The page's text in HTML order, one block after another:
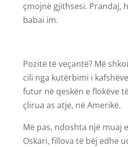
çmojnë gjithsesi. Prandaj,
babai im.
Pozitë të veçantë? Më
cili nga kutërbimi i
futur në qeskën e flokëve
çlirua as atje, në Amerikë.
Më pas, ndoshta një muaj
Oskari, fillova të bëj edhe